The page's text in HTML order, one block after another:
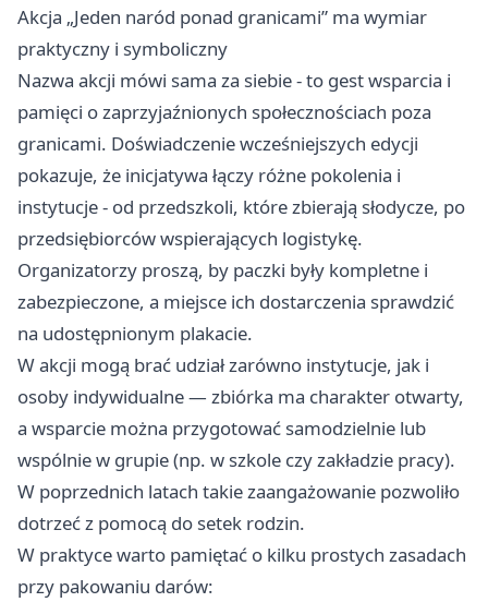
Akcja „Jeden naród ponad granicami” ma wymiar
praktyczny i symboliczny
Nazwa akcji mówi sama za siebie - to gest wsparcia i
pamięci o zaprzyjaźnionych społecznościach poza
granicami. Doświadczenie wcześniejszych edycji
pokazuje, że inicjatywa łączy różne pokolenia i
instytucje - od przedszkoli, które zbierają słodycze, po
przedsiębiorców wspierających logistykę.
Organizatorzy proszą, by paczki były kompletne i
zabezpieczone, a miejsce ich dostarczenia sprawdzić
na udostępnionym plakacie.
W akcji mogą brać udział zarówno instytucje, jak i
osoby indywidualne — zbiórka ma charakter otwarty,
a wsparcie można przygotować samodzielnie lub
wspólnie w grupie (np. w szkole czy zakładzie pracy).
W poprzednich latach takie zaangażowanie pozwoliło
dotrzeć z pomocą do setek rodzin.
W praktyce warto pamiętać o kilku prostych zasadach
przy pakowaniu darów: